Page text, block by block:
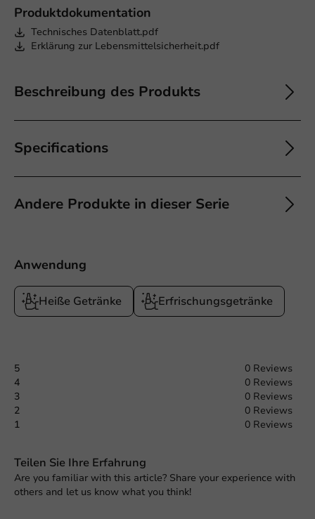
Produktdokumentation
Technisches Datenblatt.pdf
Erklärung zur Lebensmittelsicherheit.pdf
Beschreibung des Produkts
Specifications
Andere Produkte in dieser Serie
Anwendung
Heiße Getränke Erfrischungsgetränke
5
0 Reviews
4
0 Reviews
3
0 Reviews
2
0 Reviews
1
0 Reviews
Teilen Sie Ihre Erfahrung
Are you familiar with this article? Share your experience with
others and let us know what you think!